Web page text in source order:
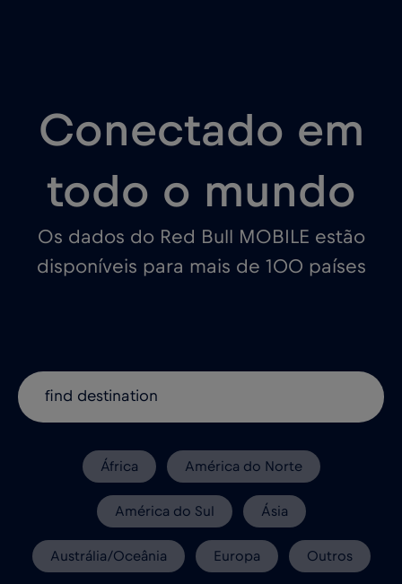
Conectado em
todo o mundo
Os dados do Red Bull MOBILE estão
disponíveis para mais de 100 países
África América do Norte
América do Sul Ásia
Austrália/Oceânia Europa Outros